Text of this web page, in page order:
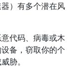
）有多个潜在风
代码、病毒或木
备，窃取你的个
胁。